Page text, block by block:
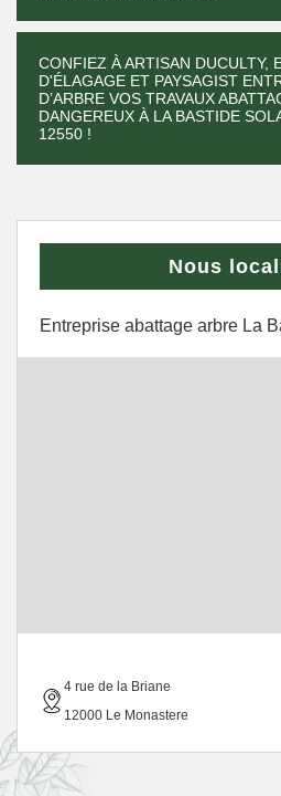
CONFIEZ À ARTISAN DUCULTY,
D'ÉLAGAGE ET PAYSAGIST
D’ARBRE VOS TRAVAUX
DANGEREUX À LA BASTIDE
12550 !
Nous
Entreprise abattage arbre La
4 rue de la Briane
12000 Le Monastere